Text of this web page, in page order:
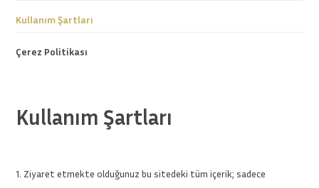
Kullanım Şartları
Çerez Politikası
Kullanım Şartları
1. Ziyaret etmekte olduğunuz bu sitedeki tüm içerik; sadece